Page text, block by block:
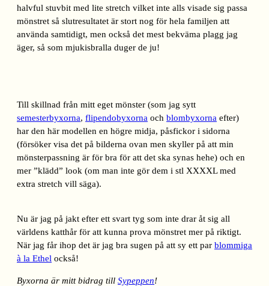
halvful stuvbit med lite stretch vilket inte alls visade sig passa
mönstret så slutresultatet är stort nog för hela familjen att
använda samtidigt, men också det mest bekväma plagg jag
äger, så som mjukisbralla duger de ju!
Till skillnad från mitt eget mönster (som jag sytt
semesterbyxorna, flipendobyxorna och blombyxorna efter)
har den här modellen en högre midja, påsfickor i sidorna
(försöker visa det på bilderna ovan men skyller på att min
mönsterpassning är för bra för att det ska synas hehe) och en
mer ”klädd” look (om man inte gör dem i stl XXXXL med
extra stretch vill säga).
Nu är jag på jakt efter ett svart tyg som inte drar åt sig all
världens katthår för att kunna prova mönstret mer på riktigt.
När jag får ihop det är jag bra sugen på att sy ett par blommiga
à la Ethel också!
Byxorna är mitt bidrag till Sypeppen!